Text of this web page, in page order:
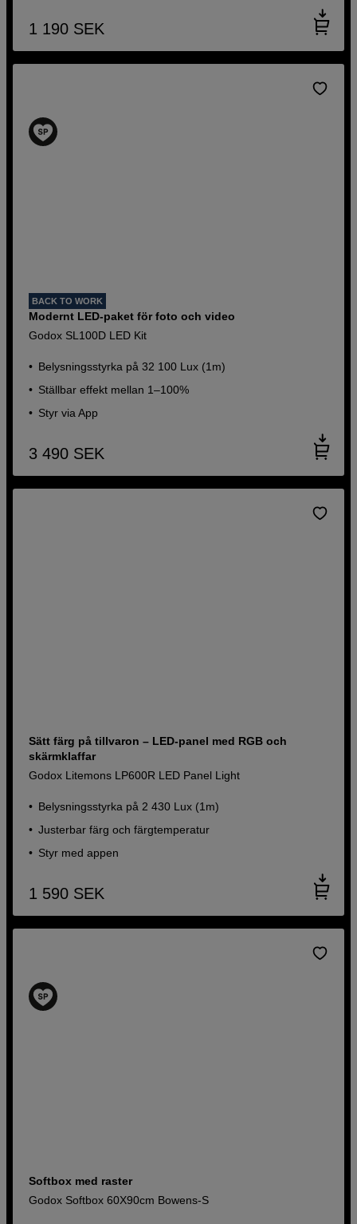
1 190 SEK
BACK TO WORK
Modernt LED-paket för foto och video
Godox SL100D LED Kit
Belysningsstyrka på 32 100 Lux (1m)
Ställbar effekt mellan 1–100%
Styr via App
3 490 SEK
Sätt färg på tillvaron – LED-panel med RGB och
skärmklaffar
Godox Litemons LP600R LED Panel Light
Belysningsstyrka på 2 430 Lux (1m)
Justerbar färg och färgtemperatur
Styr med appen
1 590 SEK
Softbox med raster
Godox Softbox 60X90cm Bowens-S